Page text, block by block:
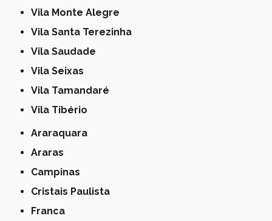
Vila Monte Alegre
Vila Santa Terezinha
Vila Saudade
Vila Seixas
Vila Tamandaré
Vila Tibério
Araraquara
Araras
Campinas
Cristais Paulista
Franca